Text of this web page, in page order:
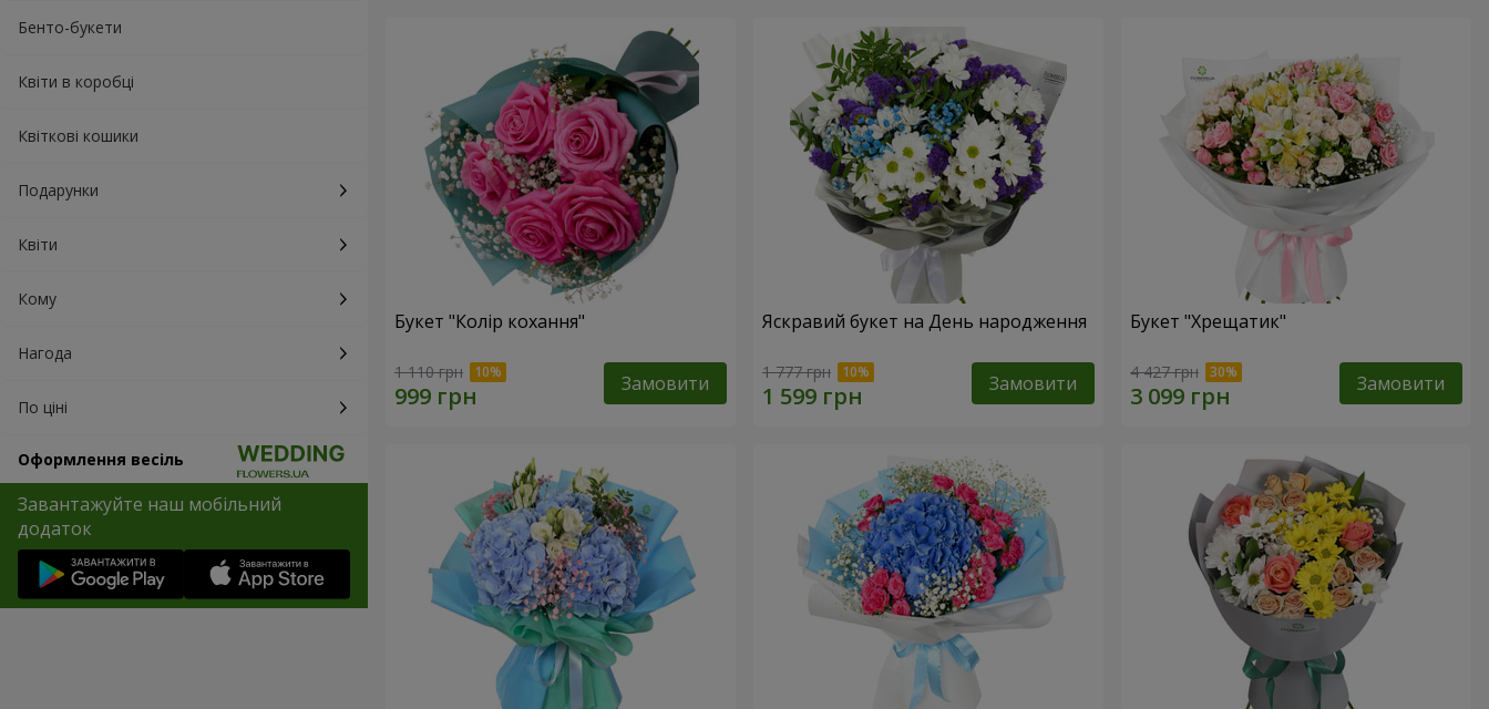
Бенто-букети
Квіти в коробці
Квіткові кошики
Подарунки
Квіти
Кому
Нагода
По ціні
Оформлення весіль
Завантажуйте наш мобільний
додаток
Букет "Колір кохання"
1 110 грн Замовити
Яскравий букет на День народження
1 777 грн Замовити
Букет "Хрещатик"
4 427 грн Замовити